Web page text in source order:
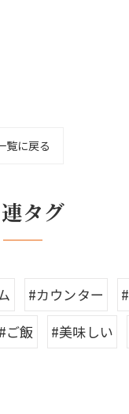
覧に戻る
タグ
#カウンター
#ご飯 #美味しい